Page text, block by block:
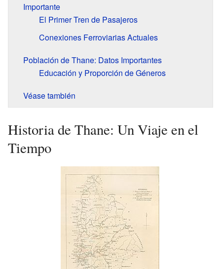
Importante
El Primer Tren de Pasajeros
Conexiones Ferroviarias Actuales
Población de Thane: Datos Importantes
Educación y Proporción de Géneros
Véase también
Historia de Thane: Un Viaje en el
Tiempo